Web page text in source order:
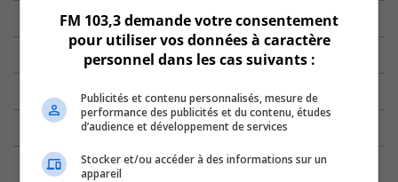
FM 103,3 demande votre consentement
pour utiliser vos données à caractère
personnel dans les cas suivants :
Publicités et contenu personnalisés, mesure de
performance des publicités et du contenu, études
d’audience et développement de services
Stocker et/ou accéder à des informations sur un
appareil